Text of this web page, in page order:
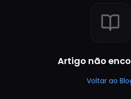
Artigo não
Voltar ao